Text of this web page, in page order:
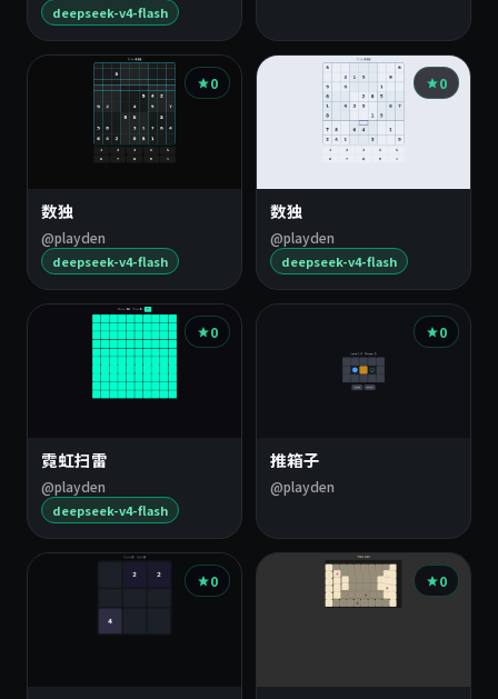
deepseek-v4-flash
0
数独
@playden
deepseek-v4-flash
0
数独
@playden
deepseek-v4-flash
0
霓虹扫雷
@playden
deepseek-v4-flash
0
推箱子
@playden
0 0